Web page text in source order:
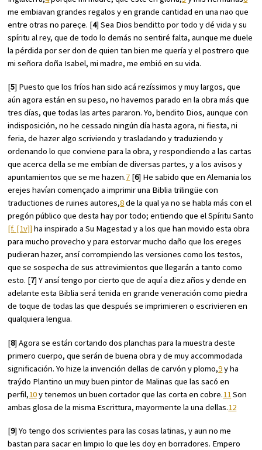
me embiavan grandes regalos y en grande cantidad en una nao que
entre otras no pareçe. [4] Sea Dios benditto por todo y dé vida y su
spíritu al rey, que de todo lo demás no sentiré falta, aunque me duele
la pérdida por ser don de quien tan bien me quería y el postrero que
mi señora doña Isabel, mi madre, me embió en su vida.
[5] Puesto que los fríos han sido acá rezíssimos y muy largos, que
aún agora están en su peso, no havemos parado en la obra más que
tres días, que todas las artes pararon. Yo, bendito Dios, aunque con
indisposición, no he cessado ningún día hasta agora, ni fiesta, ni
feria, de hazer algo scriviendo y trasladando y traduziendo y
ordenando lo que conviene para la obra, y respondiendo a las cartas
que acerca della se me embían de diversas partes, y a los avisos y
apuntamientos que se me hazen.7 [6] He sabido que en Alemania los
erejes havían començado a imprimir una Biblia trilingüe con
traductiones de ruines autores,8de la qual ya no se habla más con el
pregón público que desta hay por todo; entiendo que el Spíritu Santo
[f. [1v]] ha inspirado a Su Magestad y a los que han movido esta obra
para mucho provecho y para estorvar mucho daño que los ereges
pudieran hazer, ansí corrompiendo las versiones como los testos,
que se sospecha de sus attrevimientos que llegarán a tanto como
esto. [7] Y ansí tengo por cierto que de aquí a diez años y dende en
adelante esta Biblia será tenida en grande veneración como piedra
de toque de todas las que después se imprimieren o escrivieren en
qualquiera lengua.
[8] Agora se están cortando dos planchas para la muestra deste
primero cuerpo, que serán de buena obra y de muy accommodada
significación. Yo hize la invención dellas de carvón y plomo,9y ha
traýdo Plantino un muy buen pintor de Malinas que las sacó en
perfil,10y tenemos un buen cortador que las corta en cobre.11Son
ambas glosa de la misma Escrittura, mayormente la una dellas.12
[9] Yo tengo dos scrivientes para las cosas latinas, y aun no me
bastan para sacar en limpio lo que les doy en borradores. Empero